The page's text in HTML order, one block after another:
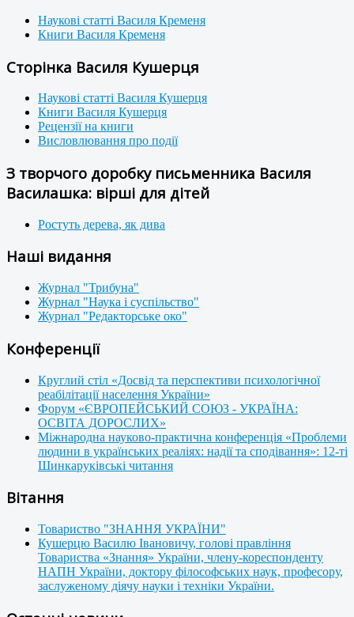
Наукові статті Василя Кременя
Книги Василя Кременя
Сторінка Василя Кушерця
Наукові статті Василя Кушерця
Книги Василя Кушерця
Рецензії на книги
Висловлювання про події
З творчого доробку письменника Василя
Василашка: вірші для дітей
Ростуть дерева, як дива
Наші видання
Журнал "Трибуна"
Журнал "Наука і суспільство"
Журнал "Редакторське око"
Конференції
Круглий стіл «Досвід та перспективи психологічної
реабілітації населення України»
Форум «ЄВРОПЕЙСЬКИЙ СОЮЗ - УКРАЇНА:
ОСВІТА ДОРОСЛИХ»
Міжнародна науково-практична конференція «Проблеми
людини в українських реаліях: надії та сподівання»: 12-ті
Шинкаруківські читання
Вітання
Товариство "ЗНАННЯ УКРАЇНИ"
Кушерцю Василю Івановичу, голові правління
Товариства «Знання» України, члену-кореспонденту
НАПН України, доктору філософських наук, професору,
заслуженому діячу науки і техніки України.